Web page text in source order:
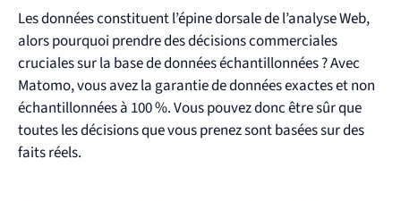
Les données constituent l’épine dorsale de l’analyse Web,
alors pourquoi prendre des décisions commerciales
cruciales sur la base de données échantillonnées ? Avec
Matomo, vous avez la garantie de données exactes et non
échantillonnées à 100 %. Vous pouvez donc être sûr que
toutes les décisions que vous prenez sont basées sur des
faits réels.